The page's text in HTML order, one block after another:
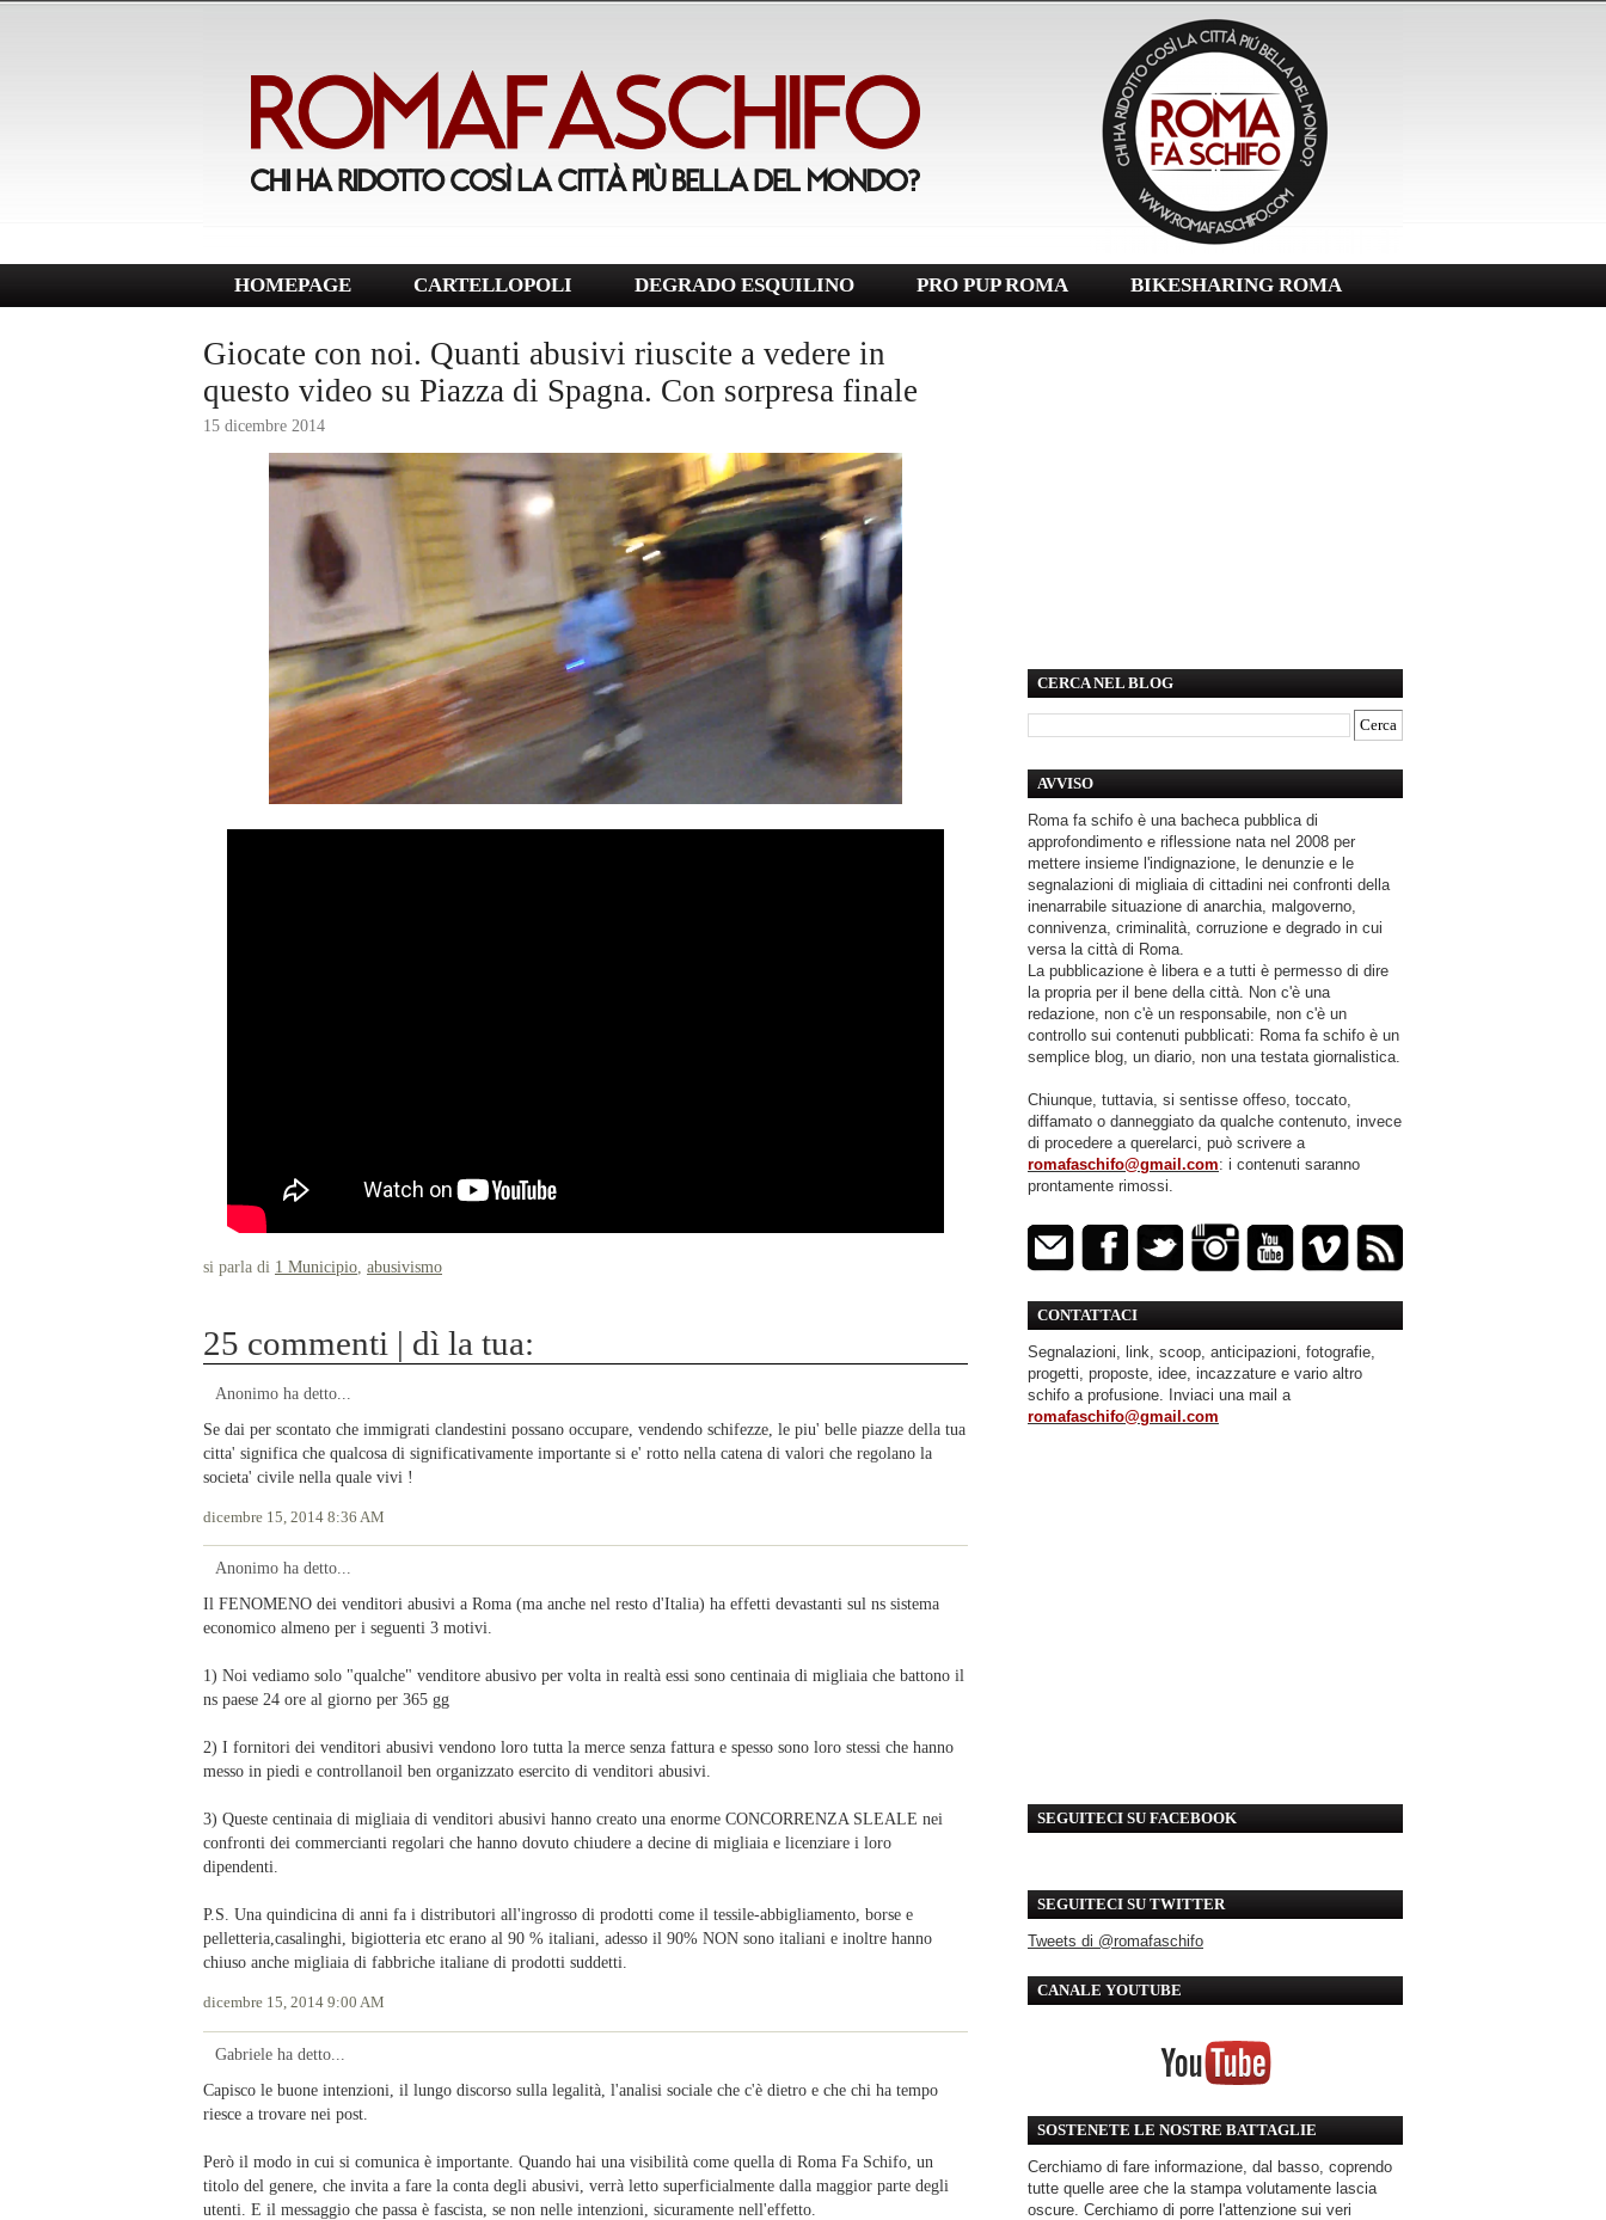
HOMEPAGE CARTELLOPOLI DEGRADO ESQUILINO PRO PUP ROMA BIKESHARING ROMA
Giocate con noi. Quanti abusivi riuscite a vedere in
questo video su Piazza di Spagna. Con sorpresa finale
15 dicembre 2014
si parla di 1 Municipio abusivismo
25 commenti | dì la tua:
Anonimo ha detto...
Se dai per scontato che immigrati clandestini possano occupare, vendendo schifezze, le piu' belle piazze della tua
citta' significa che qualcosa di significativamente importante si e' rotto nella catena di valori che regolano la
societa' civile nella quale vivi !
dicembre 15, 2014 8:36 AM
Anonimo ha detto...
Il FENOMENO dei venditori abusivi a Roma (ma anche nel resto d'Italia) ha effetti devastanti sul ns sistema
economico almeno per i seguenti 3 motivi.
1) Noi vediamo solo "qualche" venditore abusivo per volta in realtà essi sono centinaia di migliaia che battono il
ns paese 24 ore al giorno per 365 gg
2) I fornitori dei venditori abusivi vendono loro tutta la merce senza fattura e spesso sono loro stessi che hanno
messo in piedi e controllanoil ben organizzato esercito di venditori abusivi.
3) Queste centinaia di migliaia di venditori abusivi hanno creato una enorme CONCORRENZA SLEALE nei
confronti dei commercianti regolari che hanno dovuto chiudere a decine di migliaia e licenziare i loro
dipendenti.
P.S. Una quindicina di anni fa i distributori all'ingrosso di prodotti come il tessile-abbigliamento, borse e
pelletteria,casalinghi, bigiotteria etc erano al 90 % italiani, adesso il 90% NON sono italiani e inoltre hanno
chiuso anche migliaia di fabbriche italiane di prodotti suddetti.
dicembre 15, 2014 9:00 AM
Gabriele ha detto...
Capisco le buone intenzioni, il lungo discorso sulla legalità, l'analisi sociale che c'è dietro e che chi ha tempo
riesce a trovare nei post.
Però il modo in cui si comunica è importante. Quando hai una visibilità come quella di Roma Fa Schifo, un
titolo del genere, che invita a fare la conta degli abusivi, verrà letto superficialmente dalla maggior parte degli
utenti. E il messaggio che passa è fascista, se non nelle intenzioni, sicuramente nell'effetto.
CERCA NEL BLOG
AVVISO
Roma fa schifo è una bacheca pubblica di
approfondimento e riflessione nata nel 2008 per
mettere insieme l'indignazione, le denunzie e le
segnalazioni di migliaia di cittadini nei confronti della
inenarrabile situazione di anarchia, malgoverno,
connivenza, criminalità, corruzione e degrado in cui
versa la città di Roma.
La pubblicazione è libera e a tutti è permesso di dire
la propria per il bene della città. Non c'è una
redazione, non c'è un responsabile, non c'è un
controllo sui contenuti pubblicati: Roma fa schifo è un
semplice blog, un diario, non una testata giornalistica.
Chiunque, tuttavia, si sentisse offeso, toccato,
diffamato o danneggiato da qualche contenuto, invece
di procedere a querelarci, può scrivere a
romafaschifo@gmail.com: i contenuti saranno
prontamente rimossi.
CONTATTACI
Segnalazioni, link, scoop, anticipazioni, fotografie,
progetti, proposte, idee, incazzature e vario altro
schifo a profusione. Inviaci una mail a
romafaschifo@gmail.com
SEGUITECI SU FACEBOOK
SEGUITECI SU TWITTER
Tweets di @romafaschifo
CANALE YOUTUBE
SOSTENETE LE NOSTRE BATTAGLIE
Cerchiamo di fare informazione, dal basso, coprendo
tutte quelle aree che la stampa volutamente lascia
oscure. Cerchiamo di porre l'attenzione sui veri